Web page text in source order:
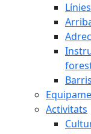
Barris
Activitats